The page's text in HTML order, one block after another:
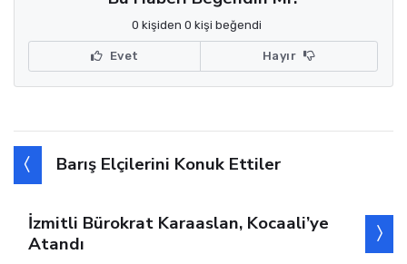
0 kişiden 0 kişi beğendi
Evet Hayır
Barış Elçilerini Konuk Ettiler
İzmitli Bürokrat Karaaslan, Kocaali’ye
Atandı